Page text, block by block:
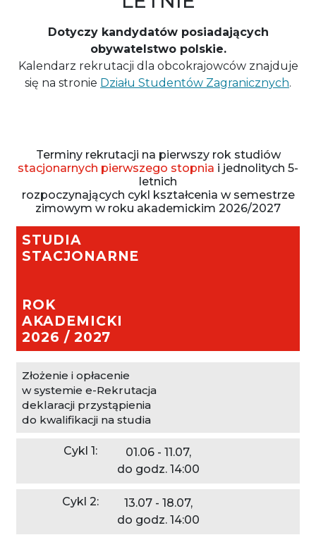
Dotyczy kandydatów posiadających
obywatelstwo polskie.
Kalendarz rekrutacji dla obcokrajowców znajduje
się na stronie Działu Studentów Zagranicznych.
Terminy rekrutacji na pierwszy rok studiów
stacjonarnych pierwszego stopnia i jednolitych 5-
letnich
rozpoczynających cykl kształcenia w semestrze
zimowym w roku akademickim 2026/2027
STUDIA
STACJONARNE
ROK
AKADEMICKI
2026 / 2027
Złożenie i opłacenie
w systemie e-Rekrutacja
deklaracji przystąpienia
do kwalifikacji na studia
01.06 - 11.07,
do godz. 14:00
13.07 - 18.07,
do godz. 14:00